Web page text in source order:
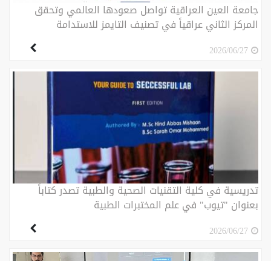
جامعة العين العراقية تواصل صعودها العالمي وتحقق
المركز الثاني عراقياً في تصنيف التايمز للاستدامة
2026/06/27
تدريسية في كلية التقنيات الصحية والطبية تصدر كتاباً
بعنوان "تيوب" في علم المختبرات الطبية
2026/06/27